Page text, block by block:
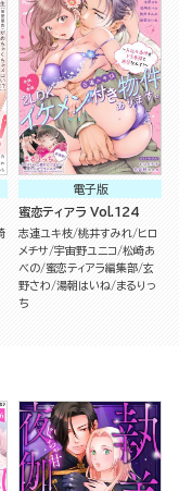
電子版
蜜恋ティアラ Vol.124
志連ユキ枝 桃井すみれ
ヒロ
メチサ 宇宙野ユニコ 松崎あ
べの 蜜恋ティアラ編集部 玄
野さわ 湯朝はいね
まるりっ
ち